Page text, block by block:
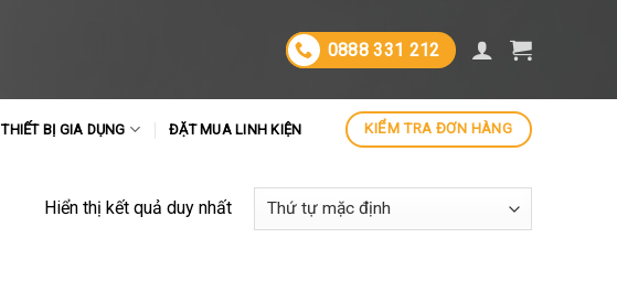
0888 331 212
THIẾT BỊ GIA DỤNG ĐẶT MUA LINH KIỆN KIỂM TRA ĐƠN HÀNG
Hiển thị kết quả duy nhất